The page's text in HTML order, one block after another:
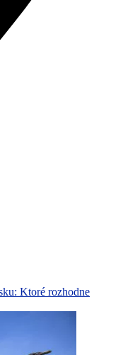
Ktoré rozhodne